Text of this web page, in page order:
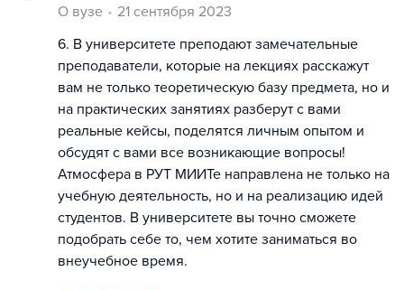
О вузе
21 сентября 2023
6. В университете преподают замечательные
преподаватели, которые на лекциях расскажут
вам не только теоретическую базу предмета, но и
на практических занятиях разберут с вами
реальные кейсы, поделятся личным опытом и
обсудят с вами все возникающие вопросы!
Атмосфера в РУТ МИИТе направлена не только на
учебную деятельность, но и на реализацию идей
студентов. В университете вы точно сможете
подобрать себе то, чем хотите заниматься во
внеучебное время.